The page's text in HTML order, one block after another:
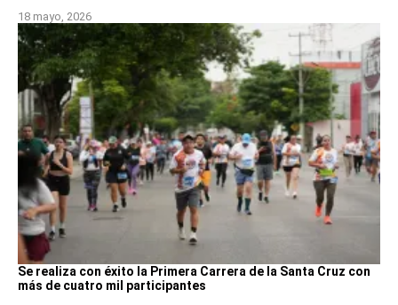
18 mayo, 2026
Se realiza con éxito la Primera Carrera de la Santa Cruz con
más de cuatro mil participantes